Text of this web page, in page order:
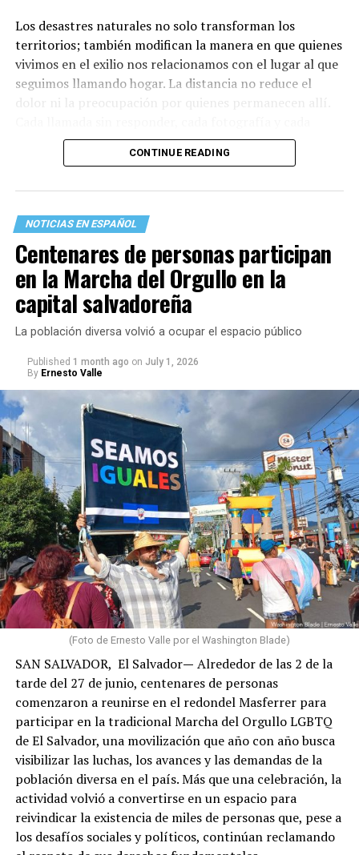
Los desastres naturales no solo transforman los
territorios; también modifican la manera en que quienes
vivimos en el exilio nos relacionamos con el lugar al que
seguimos llamando hogar. La distancia no reduce el
dolor ni la preocupación por quienes permanecen allí.
mensaje recuerdan que existen vínculos que sobreviven
a las fronteras, al tiempo y a la propia migración.
Lo primero que hice fue llamar a mi familia en La Guaira.
Durante esos minutos comprendí, una vez más, que
también existen terremotos que se sienten desde el
exilio. La incertidumbre crece con cada llamada que no
entra y con cada mensaje que permanece sin respuesta.
Cuando finalmente logré comunicarme, confirmé que
familiares y personas cercanas habían perdido sus
hogares, que distintas zonas de La Guaira enfrentaban
graves afectaciones y que comunidades como Carayaca,
El Junko y otros sectores del oeste del estado también
sufrían las consecuencias de los terremotos. Aunque
algunas de estas localidades registraron daños
estructurales de menor magnitud que las zonas más
devastadas, sus habitantes también vieron alterada su
vida cotidiana por la interrupción de servicios, las
dificultades de acceso y la profunda interdependencia
social, económica y comunitaria que caracteriza a La
Guaira.
Algunos miembros de mi comunidad también habían
fallecido. Entre ellos estaban dos hombres gays a
quienes conocía. Sus nombres me recordaron que detrás
de cada cifra existen historias, afectos y proyectos de
CONTINUE READING
NOTICIAS EN ESPAÑOL
Centenares de personas participan
en la Marcha del Orgullo en la
capital salvadoreña
La población diversa volvió a ocupar el espacio público
Published 1 month ago on July 1, 2026
By Ernesto Valle
(Foto de Ernesto Valle por el Washington Blade)
SAN SALVADOR, El Salvador— Alrededor de las 2 de la
tarde del 27 de junio, centenares de personas
comenzaron a reunirse en el redondel Masferrer para
participar en la tradicional Marcha del Orgullo LGBTQ
de El Salvador, una movilización que año con año busca
visibilizar las luchas, los avances y las demandas de la
población diversa en el país. Más que una celebración, la
actividad volvió a convertirse en un espacio para
reivindicar la existencia de miles de personas que, pese a
los desafíos sociales y políticos, continúan reclamando